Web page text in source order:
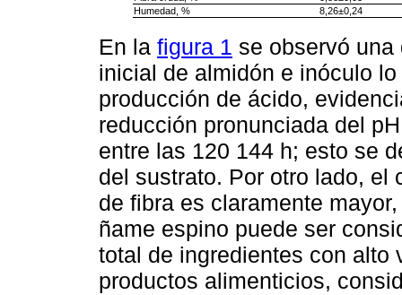
Humedad, %
8,26±0,24
En la figura 1 se observó
inicial de almidón e inóculo
producción de ácido,
reducción pronunciada del
entre las 120 144 h; esto se
del sustrato. Por otro lado, el
de fibra es claramente
ñame espino puede ser
total de ingredientes con alto
productos alimenticios,